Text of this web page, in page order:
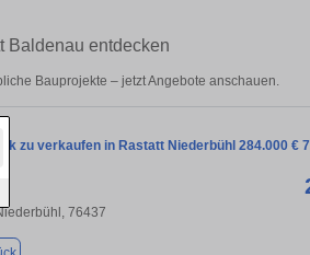
Baldenau entdecken
Bauprojekte – jetzt Angebote anschauen.
zu verkaufen in Rastatt Niederbühl 284.000 €
76437